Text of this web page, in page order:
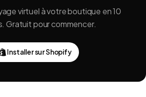
virtuel à votre boutique en 10
Gratuit pour commencer.
Installer sur Shopify